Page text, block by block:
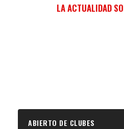
LA ACTUALIDAD
ABIERTO DE CLUBES